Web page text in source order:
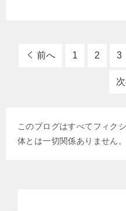
前へ 1 2 3
このブログはすべてフィク
体とは一切関係ありません。